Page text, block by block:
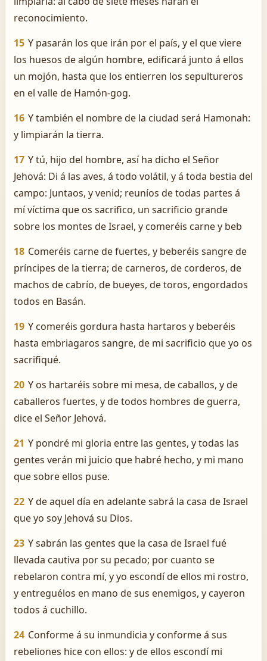
reconocimiento.
15 Y pasarán los que irán por el país, y el que viere
los huesos de algún hombre, edificará junto á ellos
un mojón, hasta que los entierren los sepultureros
en el valle de Hamón-gog.
16 Y también el nombre de la ciudad será Hamonah:
y limpiarán la tierra.
17 Y tú, hijo del hombre, así ha dicho el Señor
Jehová: Di á las aves, á todo volátil, y á toda bestia del
campo: Juntaos, y venid; reuníos de todas partes á
mí víctima que os sacrifico, un sacrificio grande
sobre los montes de Israel, y comeréis carne y beb
18 Comeréis carne de fuertes, y beberéis sangre de
príncipes de la tierra; de carneros, de corderos, de
machos de cabrío, de bueyes, de toros, engordados
todos en Basán.
19 Y comeréis gordura hasta hartaros y beberéis
hasta embriagaros sangre, de mi sacrificio que yo os
sacrifiqué.
20 Y os hartaréis sobre mi mesa, de caballos, y de
caballeros fuertes, y de todos hombres de guerra,
dice el Señor Jehová.
21 Y pondré mi gloria entre las gentes, y todas las
gentes verán mi juicio que habré hecho, y mi mano
que sobre ellos puse.
22 Y de aquel día en adelante sabrá la casa de Israel
que yo soy Jehová su Dios.
23 Y sabrán las gentes que la casa de Israel fué
llevada cautiva por su pecado; por cuanto se
rebelaron contra mí, y yo escondí de ellos mi rostro,
y entreguélos en mano de sus enemigos, y cayeron
todos á cuchillo.
24 Conforme á su inmundicia y conforme á sus
rebeliones hice con ellos: y de ellos escondí mi